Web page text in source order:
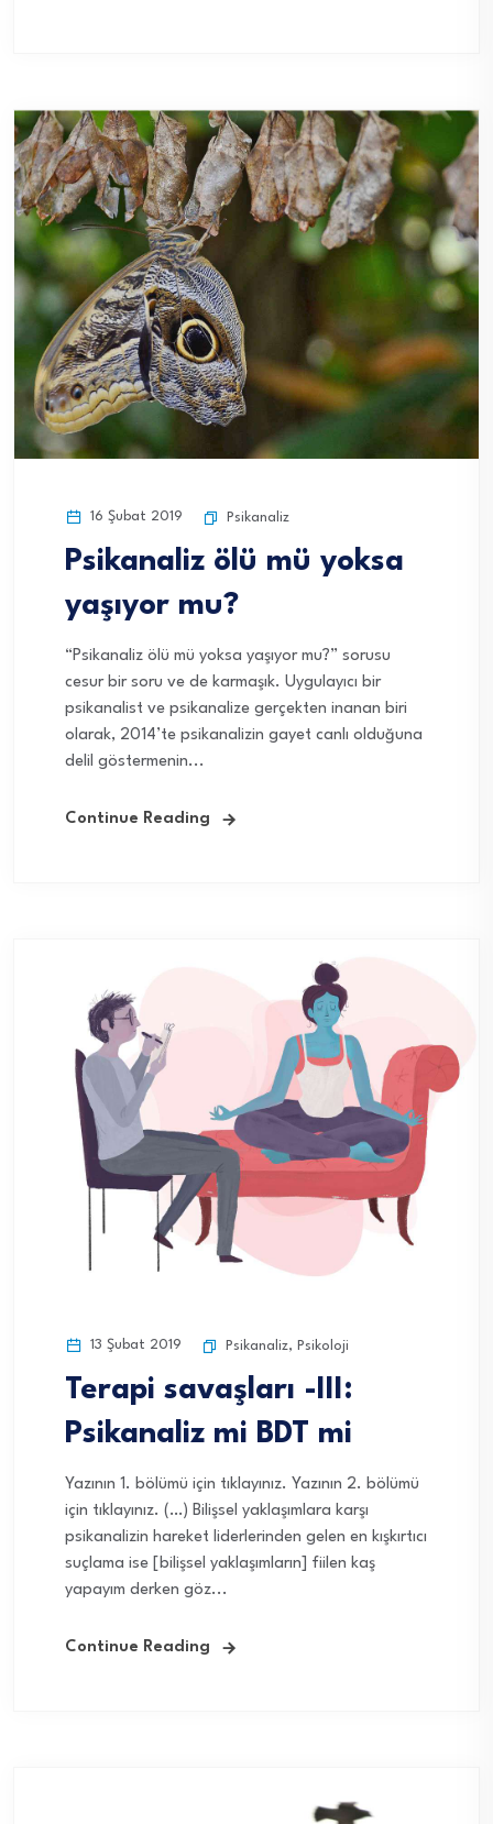
16 Şubat 2019 Psikanaliz
Psikanaliz ölü mü yoksa
yaşıyor mu?
“Psikanaliz ölü mü yoksa yaşıyor mu?” sorusu
cesur bir soru ve de karmaşık. Uygulayıcı bir
psikanalist ve psikanalize gerçekten inanan biri
olarak, 2014’te psikanalizin gayet canlı olduğuna
delil göstermenin...
Continue Reading
13 Şubat 2019 Psikanaliz, Psikoloji
Terapi savaşları -III:
Psikanaliz mi BDT mi
Yazının 1. bölümü için tıklayınız. Yazının 2. bölümü
için tıklayınız. (…) Bilişsel yaklaşımlara karşı
psikanalizin hareket liderlerinden gelen en kışkırtıcı
suçlama ise [bilişsel yaklaşımların] fiilen kaş
yapayım derken göz...
Continue Reading